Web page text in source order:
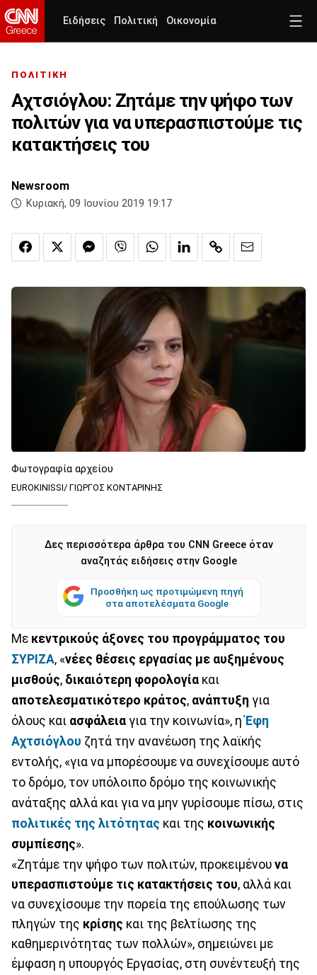
Ειδήσεις Πολιτική Οικονομία
ΠΟΛΙΤΙΚΗ
Αχτσιόγλου: Ζητάμε την ψήφο των
πολιτών για να υπερασπιστούμε τις
κατακτήσεις του
Newsroom
Κυριακή, 09 Ιουνίου 2019 19:17
Φωτογραφία αρχείου
EUROKINISSI/ ΓΙΩΡΓΟΣ ΚΟΝΤΑΡΙΝΗΣ
Δες περισσότερα άρθρα του CNN Greece όταν
αναζητάς ειδήσεις στην Google
Προσθήκη ως προτιμώμενη πηγή
στα αποτελέσματα Google
Με κεντρικούς άξονες του προγράμματος του
ΣΥΡΙΖΑ, «νέες θέσεις εργασίας με αυξημένους
μισθούς, δικαιότερη φορολογία και
αποτελεσματικότερο κράτος, ανάπτυξη για
όλους και ασφάλεια για την κοινωνία», ηΈφη
Αχτσιόγλου ζητά την ανανέωση της λαϊκής
εντολής, «για να μπορέσουμε να συνεχίσουμε αυτό
το δρόμο, τον υπόλοιπο δρόμο της κοινωνικής
ανάταξης αλλά και για να μην γυρίσουμε πίσω, στις
πολιτικές της λιτότητας και της κοινωνικής
συμπίεσης».
«Ζητάμε την ψήφο των πολιτών, προκειμένου να
υπερασπιστούμε τις κατακτήσεις του, αλλά και
να συνεχίσουμε την πορεία της επούλωσης των
πληγών της κρίσης και της βελτίωσης της
καθημερινότητας των πολλών», σημειώνει με
έμφαση η υπουργός Εργασίας, στη συνέντευξή της